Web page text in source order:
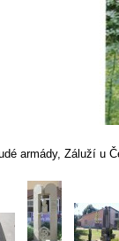
armády, Záluží u